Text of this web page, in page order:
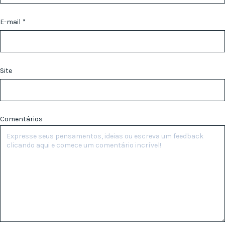
E-mail *
Site
Comentários